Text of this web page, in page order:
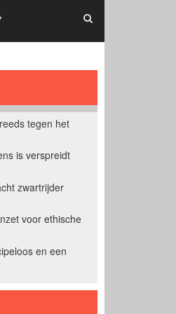
tegen het
is verspreidt
zwartrijder
voor ethische
en een